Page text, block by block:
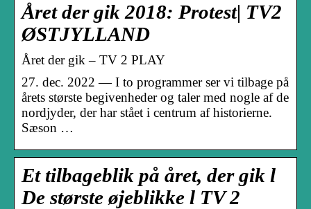
Året der gik 2018: Protest| TV2
ØSTJYLLAND
Året der gik – TV 2 PLAY
27. dec. 2022 — I to programmer ser vi tilbage på
årets største begivenheder og taler med nogle af de
nordjyder, der har stået i centrum af historierne.
Sæson …
Et tilbageblik på året, der gik l
De største øjeblikke l TV 2